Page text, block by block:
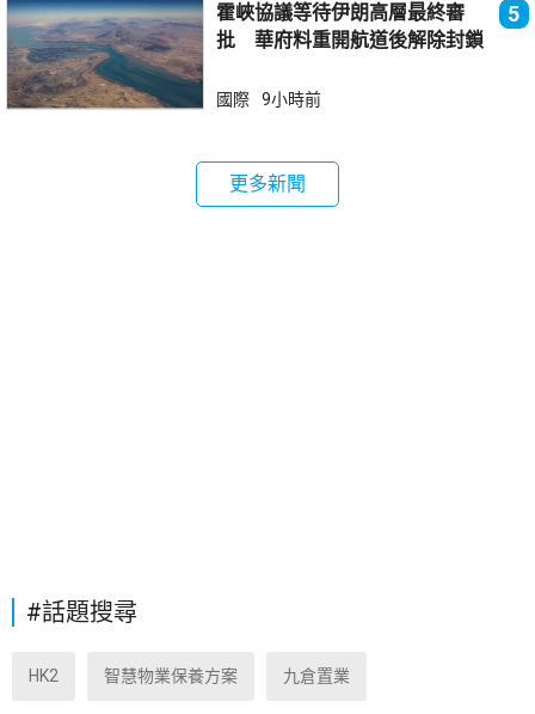
霍峽協議等待伊朗高層最終審
批 華府料重開航道後解除封鎖
5
國際 9小時前
更多新聞
#話題搜尋
HK2 智慧物業保養方案 九倉置業